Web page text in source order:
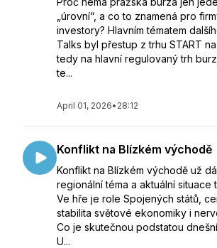
„úrovní“, a co to znamená pro
investory? Hlavním tématem
Talks byl přestup z trhu START
tedy na hlavní regulovaný trh
te...
April 01, 2026• 28:12
Konflikt na Blízkém východě
Konflikt na Blízkém východě už
regionální téma a aktuální situace
Ve hře je role Spojených států,
stabilita světové ekonomiky i
Co je skutečnou podstatou
U...